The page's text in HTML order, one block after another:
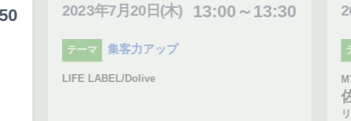
2023年7月20日(木) 13:00～13:30
テーマ 集客力アップ
LIFE LABEL/Dolive
テ
M's
リ